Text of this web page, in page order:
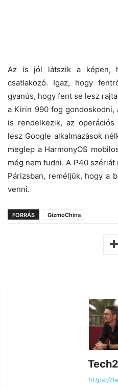
Az is jól látszik a képen,
csatlakozó. Igaz, hogy
gyanús, hogy fent se lesz
a Kirin 990 fog gondoskodni,
is rendelkezik, az
lesz Google alkalmazások
meglep a HarmonyOS
még nem tudni. A P40
Párizsban, reméljük, hogy a
venni.
FORRÁS GizmoChina
https://